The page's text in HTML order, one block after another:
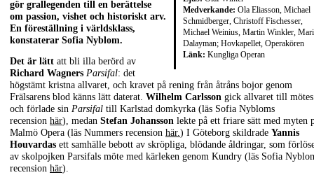
Medverkande: Ola Eliasson, Michael
Schmidberger, Christoff Fischesser,
Michael Weinius, Martin Winkler,
Dalayman; Hovkapellet, Operakören
Länk: Kungliga Operan
gör grallegenden till en berättelse
om passion, vishet och historiskt arv.
En föreställning i världsklass,
konstaterar Sofia Nyblom.
Det är lätt att bli illa berörd av
Richard Wagners Parsifal: det
högstämt kristna allvaret, och kravet på rening från åtråns bojor genom
Frälsarens blod känns lätt daterat. Wilhelm Carlsson gick allvaret till mötes
och förlade sin Parsifal till Karlstad domkyrka (läs Sofia Nybloms
recension här), medan Stefan Johansson lekte på ett friare sätt med myten
Malmö Opera (läs Nummers recension här.) I Göteborg skildrade Yannis
Houvardas ett samhälle bebott av skröpliga, blödande åldringar, som
av skolpojken Parsifals möte med kärleken genom Kundry (läs Sofia
recension här).